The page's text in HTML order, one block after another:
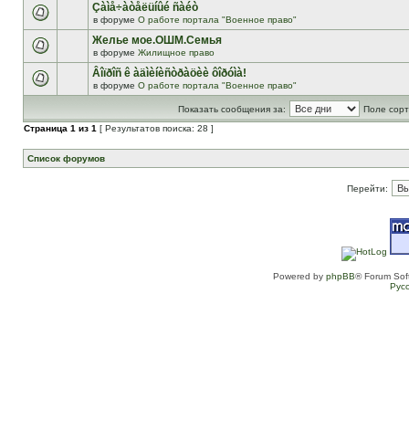
Çàìå÷àòåëüíûé ñàéò
в форуме О работе портала "Военное право"
Желье мое.ОШМ.Семья
в форуме Жилищное право
Âîïðîñ ê àäìèíèñòðàöèè ôîðóìà!
в форуме О работе портала "Военное право"
Показать сообщения за:
Поле
Страница 1 из 1 [ Результатов поиска: 28 ]
Список форумов
Перейти:
Powered by phpBB® Forum